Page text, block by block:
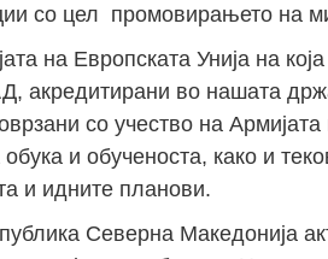
со цел промовирањето на
на Европската Унија на
акредитирани во нашата
со учество на
и обученоста, како и
и идните планови.
Северна Македонија